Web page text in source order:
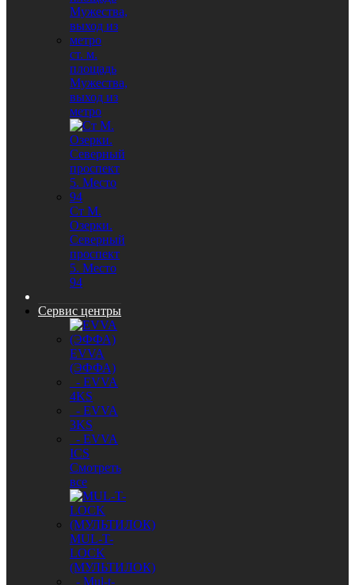
ст. м.
площадь
Мужества,
выход из
метро
Ст М.
Озерки.
Северный
проспект
5. Место
94
Сервис центры
EVVA
(ЭФФА)
- EVVA
4KS
- EVVA
3KS
- EVVA
ICS
Смотреть
все
MUL-T-
LOCK
(МУЛЬТИЛОК)
- Mul-t-